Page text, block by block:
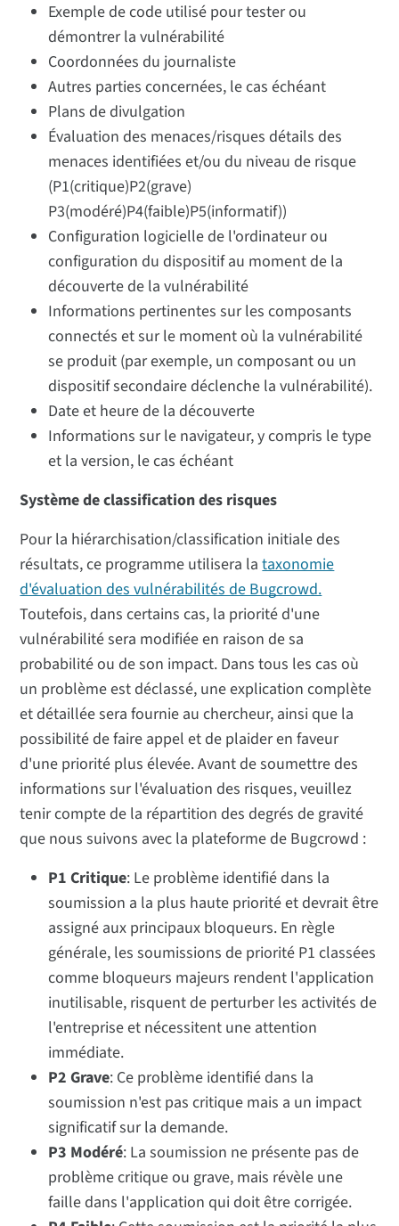
Exemple de code utilisé pour tester ou
démontrer la vulnérabilité
Coordonnées du journaliste
Autres parties concernées, le cas échéant
Plans de divulgation
Évaluation des menaces/risques détails des
menaces identifiées et/ou du niveau de risque
(P1(critique)P2(grave)
P3(modéré)P4(faible)P5(informatif))
Configuration logicielle de l'ordinateur ou
configuration du dispositif au moment de la
découverte de la vulnérabilité
Informations pertinentes sur les composants
connectés et sur le moment où la vulnérabilité
se produit (par exemple, un composant ou un
dispositif secondaire déclenche la vulnérabilité).
Date et heure de la découverte
Informations sur le navigateur, y compris le type
et la version, le cas échéant
Système de classification des risques
Pour la hiérarchisation/classification initiale des
résultats, ce programme utilisera lataxonomie
d'évaluation des vulnérabilités de Bugcrowd.
Toutefois, dans certains cas, la priorité d'une
vulnérabilité sera modifiée en raison de sa
probabilité ou de son impact. Dans tous les cas où
un problème est déclassé, une explication complète
et détaillée sera fournie au chercheur, ainsi que la
possibilité de faire appel et de plaider en faveur
d'une priorité plus élevée. Avant de soumettre des
informations sur l'évaluation des risques, veuillez
tenir compte de la répartition des degrés de gravité
que nous suivons avec la plateforme de Bugcrowd :
P1 Critique: Le problème identifié dans la
soumission a la plus haute priorité et devrait être
assigné aux principaux bloqueurs. En règle
générale, les soumissions de priorité P1 classées
comme bloqueurs majeurs rendent l'application
inutilisable, risquent de perturber les activités de
l'entreprise et nécessitent une attention
immédiate.
P2 Grave: Ce problème identifié dans la
soumission n'est pas critique mais a un impact
significatif sur la demande.
P3 Modéré: La soumission ne présente pas de
problème critique ou grave, mais révèle une
faille dans l'application qui doit être corrigée.